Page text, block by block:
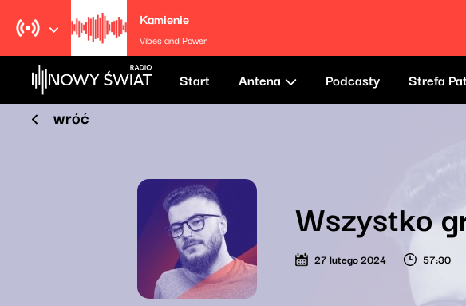
Kamienie
Vibes and Power
Start Antena Podcasty Strefa
wróć
Wszystko
27 lutego 2024 57:30